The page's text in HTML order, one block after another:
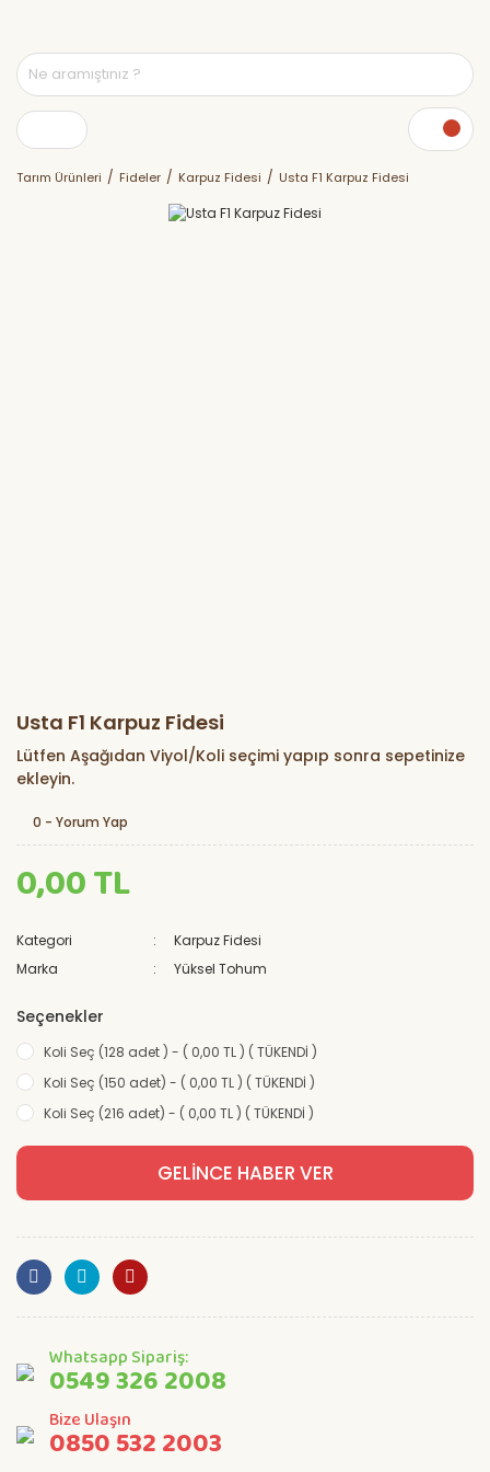
Tarım Ürünleri Fideler Karpuz Fidesi Usta F1 Karpuz Fidesi
Usta F1 Karpuz Fidesi
Lütfen Aşağıdan Viyol/Koli seçimi yapıp sonra sepetinize
ekleyin.
0 - Yorum Yap
0,00 TL
Kategori
Karpuz Fidesi
Marka
Yüksel Tohum
Seçenekler
Koli Seç (128 adet ) - ( 0,00 TL ) ( TÜKENDİ )
Koli Seç (150 adet) - ( 0,00 TL ) ( TÜKENDİ )
Koli Seç (216 adet) - ( 0,00 TL ) ( TÜKENDİ )
GELİNCE HABER VER
Whatsapp Sipariş:
0549 326 2008
Bize Ulaşın
0850 532 2003